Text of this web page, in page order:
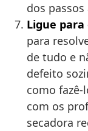
dos
Ligue
para
de tudo e
defeito
como
com os
secadora